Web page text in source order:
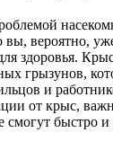
вероятно,
здоровья.
грызунов,
и
от крыс,
смогут быстро